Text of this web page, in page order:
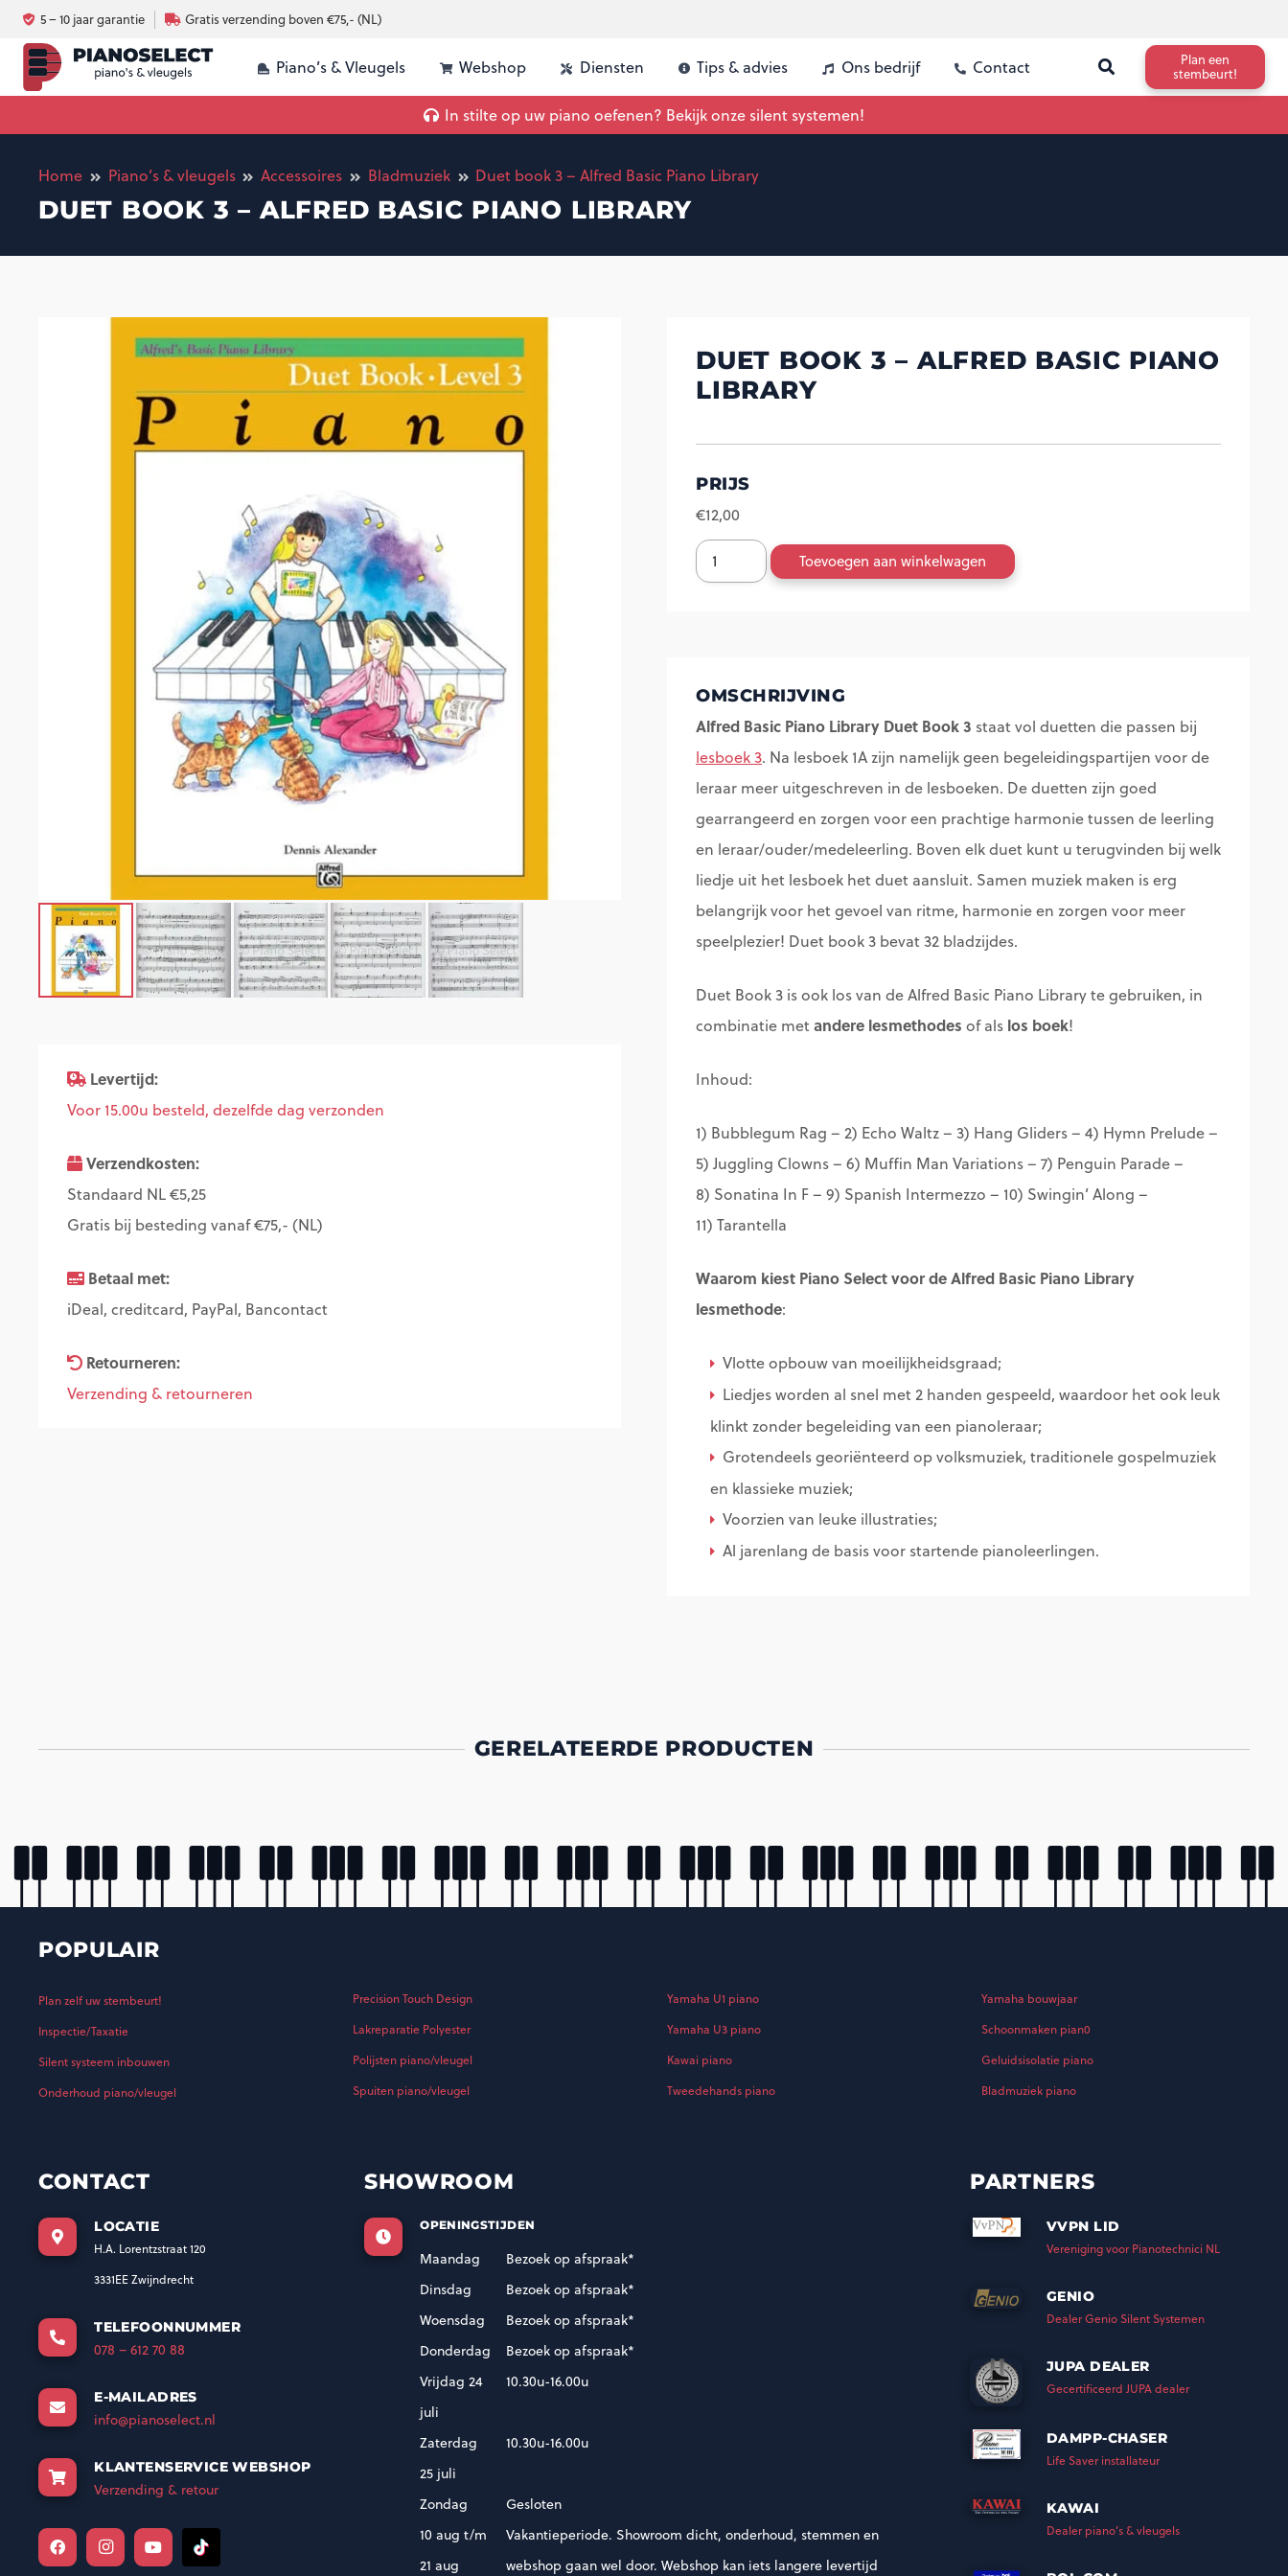
5 – 10 jaar garantie Gratis verzending boven €75,- (NL)
Piano’s & Vleugels Webshop Diensten Tips & advies Ons bedrijf Contact
Plan een
stembeurt!
In stilte op uw piano oefenen? Bekijk onze silent systemen!
Home Piano’s & vleugels Accessoires Bladmuziek Duet book 3 – Alfred Basic Piano Library
DUET BOOK 3 – ALFRED BASIC PIANO LIBRARY
Levertijd:
Voor 15.00u besteld, dezelfde dag verzonden
Verzendkosten:
Standaard NL €5,25
Gratis bij besteding vanaf €75,- (NL)
Betaal met:
iDeal, creditcard, PayPal, Bancontact
Retourneren:
Verzending & retourneren
DUET BOOK 3 – ALFRED BASIC PIANO
LIBRARY
PRIJS
€12,00
Duet
book
Basic
Piano
Library
aantal
Toevoegen aan winkelwagen
OMSCHRIJVING
Alfred Basic Piano Library Duet Book 3 staat vol duetten die passen bij
lesboek 3. Na lesboek 1A zijn namelijk geen begeleidingspartijen voor de
leraar meer uitgeschreven in de lesboeken. De duetten zijn goed
gearrangeerd en zorgen voor een prachtige harmonie tussen de leerling
en leraar/ouder/medeleerling. Boven elk duet kunt u terugvinden bij welk
liedje uit het lesboek het duet aansluit. Samen muziek maken is erg
belangrijk voor het gevoel van ritme, harmonie en zorgen voor meer
speelplezier! Duet book 3 bevat 32 bladzijdes.
Duet Book 3 is ook los van de Alfred Basic Piano Library te gebruiken, in
combinatie met andere lesmethodes of als los boek!
Inhoud:
1) Bubblegum Rag – 2) Echo Waltz – 3) Hang Gliders – 4) Hymn Prelude –
5) Juggling Clowns – 6) Muffin Man Variations – 7) Penguin Parade –
8) Sonatina In F – 9) Spanish Intermezzo – 10) Swingin’ Along –
11) Tarantella
Waarom kiest Piano Select voor de Alfred Basic Piano Library
lesmethode:
Vlotte opbouw van moeilijkheidsgraad;
Liedjes worden al snel met 2 handen gespeeld, waardoor het ook leuk
klinkt zonder begeleiding van een pianoleraar;
Grotendeels georiënteerd op volksmuziek, traditionele gospelmuziek
en klassieke muziek;
Voorzien van leuke illustraties;
Al jarenlang de basis voor startende pianoleerlingen.
GERELATEERDE PRODUCTEN
POPULAIR
Plan zelf uw stembeurt!
Inspectie/Taxatie
Silent systeem inbouwen
Onderhoud piano/vleugel
Precision Touch Design
Lakreparatie Polyester
Polijsten piano/vleugel
Spuiten piano/vleugel
Yamaha U1 piano
Yamaha U3 piano
Kawai piano
Tweedehands piano
Yamaha bouwjaar
Schoonmaken pian0
Geluidsisolatie piano
Bladmuziek piano
CONTACT
LOCATIE
H.A. Lorentzstraat 120
3331EE Zwijndrecht
TELEFOONNUMMER
078 – 612 70 88
E-MAILADRES
info@pianoselect.nl
KLANTENSERVICE WEBSHOP
Verzending & retour
SHOWROOM
OPENINGSTIJDEN
Maandag
Bezoek op afspraak*
Dinsdag
Bezoek op afspraak*
Woensdag
Bezoek op afspraak*
Donderdag
Bezoek op afspraak*
Vrijdag 24
juli
10.30u-16.00u
Zaterdag
25 juli
10.30u-16.00u
Zondag
Gesloten
10 aug t/m
21 aug
Vakantieperiode. Showroom dicht, onderhoud, stemmen en
webshop gaan wel door. Webshop kan iets langere levertijd
PARTNERS
VVPN LID
Vereniging voor Pianotechnici NL
GENIO
Dealer Genio Silent Systemen
JUPA DEALER
Gecertificeerd JUPA dealer
DAMPP-CHASER
Life Saver installateur
KAWAI
Dealer piano’s & vleugels